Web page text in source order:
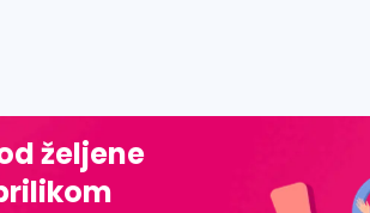
đ, ž, dž)
željene